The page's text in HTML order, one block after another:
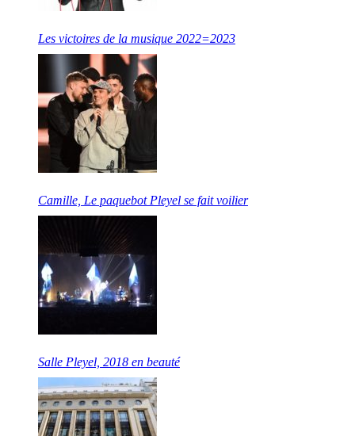
Les victoires de la musique 2022=2023
Camille, Le paquebot Pleyel se fait voilier
Salle Pleyel, 2018 en beauté